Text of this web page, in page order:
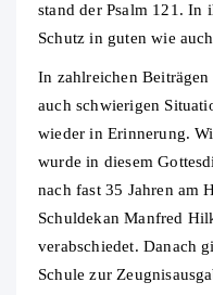
stand der Psalm 121. In
Schutz in guten wie
In zahlreichen
auch schwierigen
wieder in Erinnerung.
wurde in diesem
nach fast 35 Jahren am
Schuldekan Manfred
verabschiedet. Danach
Schule zur